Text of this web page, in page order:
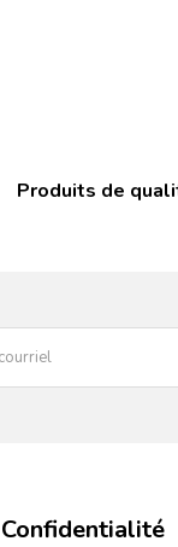
Produits de
Confidentialité